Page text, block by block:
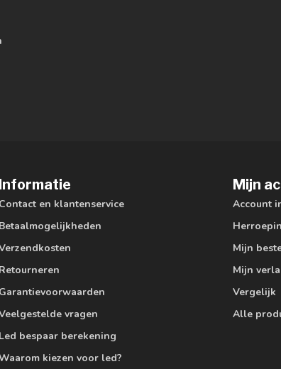
Informatie
Contact en klantenservice
Betaalmogelijkheden
Retourneren
Garantievoorwaarden
vragen
Led bespaar berekening
kiezen voor led?
Mijn
Account
Mijn
Mijn
Vergelijk
Alle